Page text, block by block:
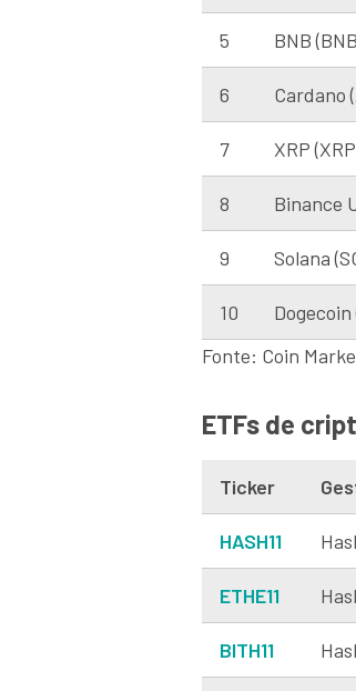
5 BNB
6 Cardano
7 XRP
8 Binance
9 Solana
10 Dogecoin
Fonte: Coin
ETFs de
Ticker
HASH11
ETHE11
BITH11